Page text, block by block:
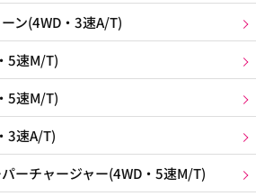
ン(4WD・3速A/T)
5速M/T)
5速M/T)
3速A/T)
チャージャー(4WD・5速M/T)